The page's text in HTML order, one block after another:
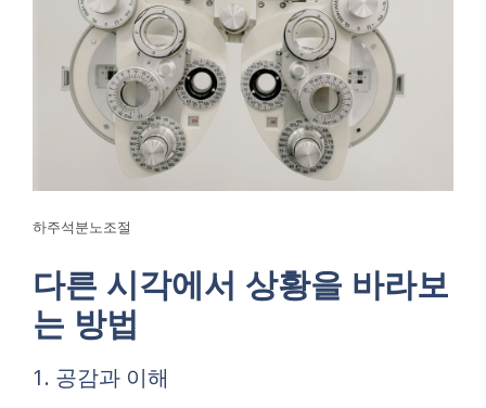
하주석분노조절
다른 시각에서 상황을 바라보
는 방법
1. 공감과 이해